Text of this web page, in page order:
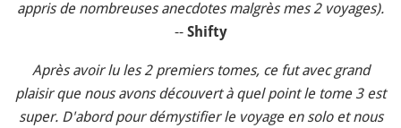
appris de nombreuses anecdotes malgrès mes 2 voyages).
-- Shifty
Après avoir lu les 2 premiers tomes, ce fut avec grand
plaisir que nous avons découvert à quel point le tome 3 est
super. D'abord pour démystifier le voyage en solo et nous